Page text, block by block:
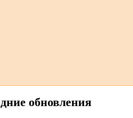
обновления